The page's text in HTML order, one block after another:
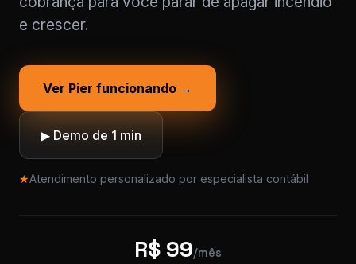
e crescer.
Ver Pier funcionando →
▶ Demo de 1 min
★Atendimento personalizado por especialista contábil
R$ 99/mês